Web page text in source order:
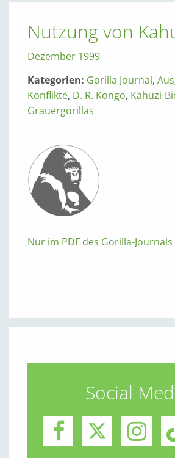
Nutzung von
Dezember 1999
Kategorien: Gorilla Journal,
Konflikte, D. R. Kongo, Kahuzi-
Grauergorillas
Nur im PDF des Gorilla-
Social